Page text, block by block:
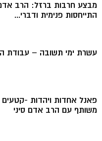
מבצע חרבות ברזל: הרב
התייחסות פנימית ודברי...
עשרת ימי תשובה – עבודת
פאנל אחדות ויהדות -קטעים
משותף עם הרב אדם סיני